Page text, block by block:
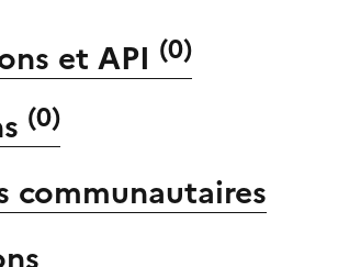
et API (0)
(0)
communautaires